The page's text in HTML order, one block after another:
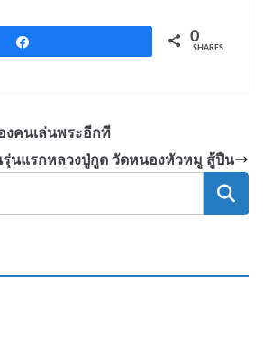
0
SHARES
คนเล่นพระอีกที
รุ่นแรกหลวงปู่กูด วัดหนองหัวหมู สู้ปืน